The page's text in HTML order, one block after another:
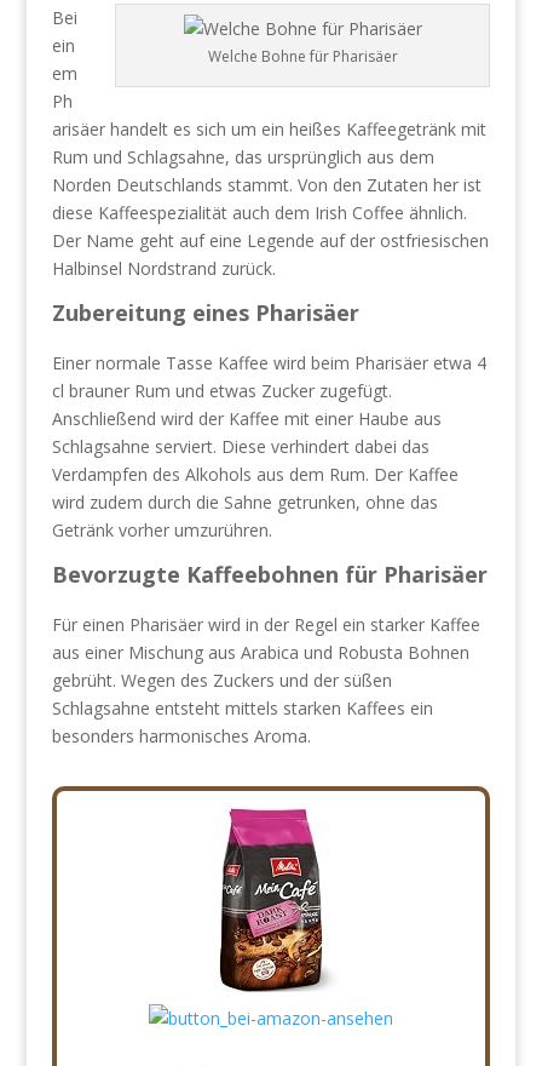
Welche Bohne für Pharisäer
Bei
ein
em
Ph
arisäer handelt es sich um ein heißes Kaffeegetränk mit
Rum und Schlagsahne, das ursprünglich aus dem
Norden Deutschlands stammt. Von den Zutaten her ist
diese Kaffeespezialität auch dem Irish Coffee ähnlich.
Der Name geht auf eine Legende auf der ostfriesischen
Halbinsel Nordstrand zurück.
Zubereitung eines Pharisäer
Einer normale Tasse Kaffee wird beim Pharisäer etwa 4
cl brauner Rum und etwas Zucker zugefügt.
Anschließend wird der Kaffee mit einer Haube aus
Schlagsahne serviert. Diese verhindert dabei das
Verdampfen des Alkohols aus dem Rum. Der Kaffee
wird zudem durch die Sahne getrunken, ohne das
Getränk vorher umzurühren.
Bevorzugte Kaffeebohnen für Pharisäer
Für einen Pharisäer wird in der Regel ein starker Kaffee
aus einer Mischung aus Arabica und Robusta Bohnen
gebrüht. Wegen des Zuckers und der süßen
Schlagsahne entsteht mittels starken Kaffees ein
besonders harmonisches Aroma.